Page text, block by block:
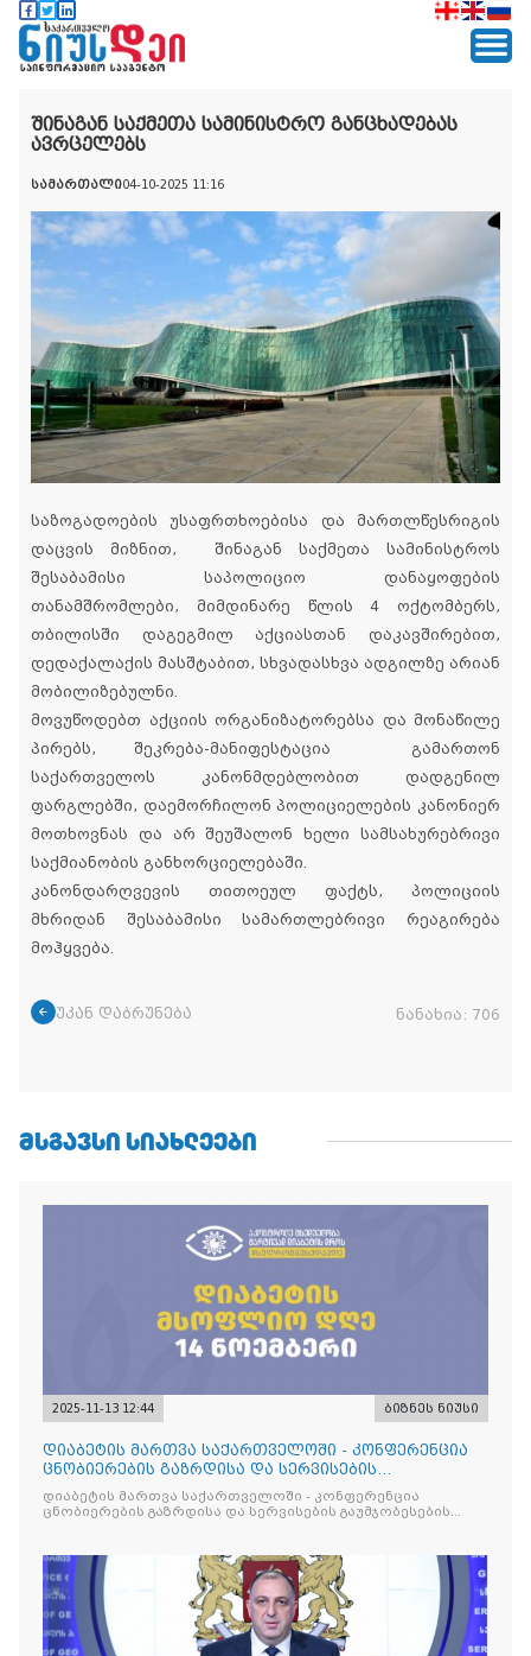
შინაგან საქმეთა სამინისტრო განცხადებას
ავრცელებს
სამართალი04-10-2025 11:16
საზოგადოების უსაფრთხოებისა და მართლწესრიგის
დაცვის მიზნით, შინაგან საქმეთა სამინისტროს
შესაბამისი საპოლიციო დანაყოფების
თანამშრომლები, მიმდინარე წლის 4 ოქტომბერს,
თბილისში დაგეგმილ აქციასთან დაკავშირებით,
დედაქალაქის მასშტაბით, სხვადასხვა ადგილზე არიან
მობილიზებულნი.
მოვუწოდებთ აქციის ორგანიზატორებსა და მონაწილე
პირებს, შეკრება-მანიფესტაცია გამართონ
საქართველოს კანონმდებლობით დადგენილ
ფარგლებში, დაემორჩილონ პოლიციელების კანონიერ
მოთხოვნას და არ შეუშალონ ხელი სამსახურებრივი
საქმიანობის განხორციელებაში.
კანონდარღვევის თითოეულ ფაქტს, პოლიციის
მხრიდან შესაბამისი სამართლებრივი რეაგირება
მოჰყვება.
უკან დაბრუნება ნანახია: 706
ᲛᲡᲒᲐᲕᲡᲘ ᲡᲘᲐᲮᲚᲔᲔᲑᲘ
2025-11-13 12:44 ბიზნეს ნიუსი
დიაბეტის მართვა საქართველოში - კონფერენცია
ცნობიერების გაზრდისა და სერვისების
გაუმჯობესების მიზნით
დიაბეტის მართვა საქართველოში - კონფერენცია
ცნობიერების გაზრდისა და სერვისების გაუმჯობესების